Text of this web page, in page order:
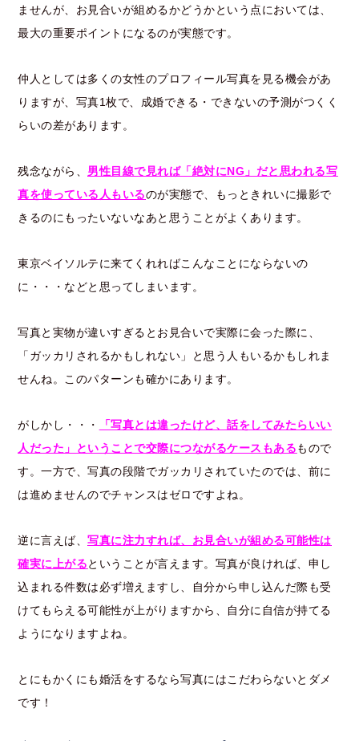
ませんが、お見合いが組めるかどうかという点においては、
最大の重要ポイントになるのが実態です。
仲人としては多くの女性のプロフィール写真を見る機会があ
りますが、写真1枚で、成婚できる・できないの予測がつくく
らいの差があります。
残念ながら、 男性目線で見れば「絶対にNG」だと思われる写
真を使っている人もいるのが実態で、もっときれいに撮影で
きるのにもったいないなあと思うことがよくあります。
東京ベイソルテに来てくれればこんなことにならないの
に・・・などと思ってしまいます。
写真と実物が違いすぎるとお見合いで実際に会った際に、
「ガッカリされるかもしれない」と思う人もいるかもしれま
せんね。このパターンも確かにあります。
がしかし・・・
「写真とは違ったけど、話をしてみたらいい
人だった」ということで交際につながるケースもあるもので
す。一方で、写真の段階でガッカリされていたのでは、前に
は進めませんのでチャンスはゼロですよね。
逆に言えば、写真に注力すれば、お見合いが組める可能性は
確実に上がるということが言えます。写真が良ければ、申し
込まれる件数は必ず増えますし、自分から申し込んだ際も受
けてもらえる可能性が上がりますから、自分に自信が持てる
ようになりますよね。
とにもかくにも婚活をするなら写真にはこだわらないとダメ
です！